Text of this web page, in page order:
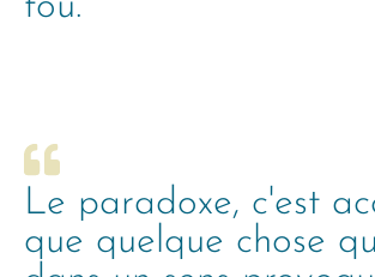
Le paradoxe, c'est
que quelque chose